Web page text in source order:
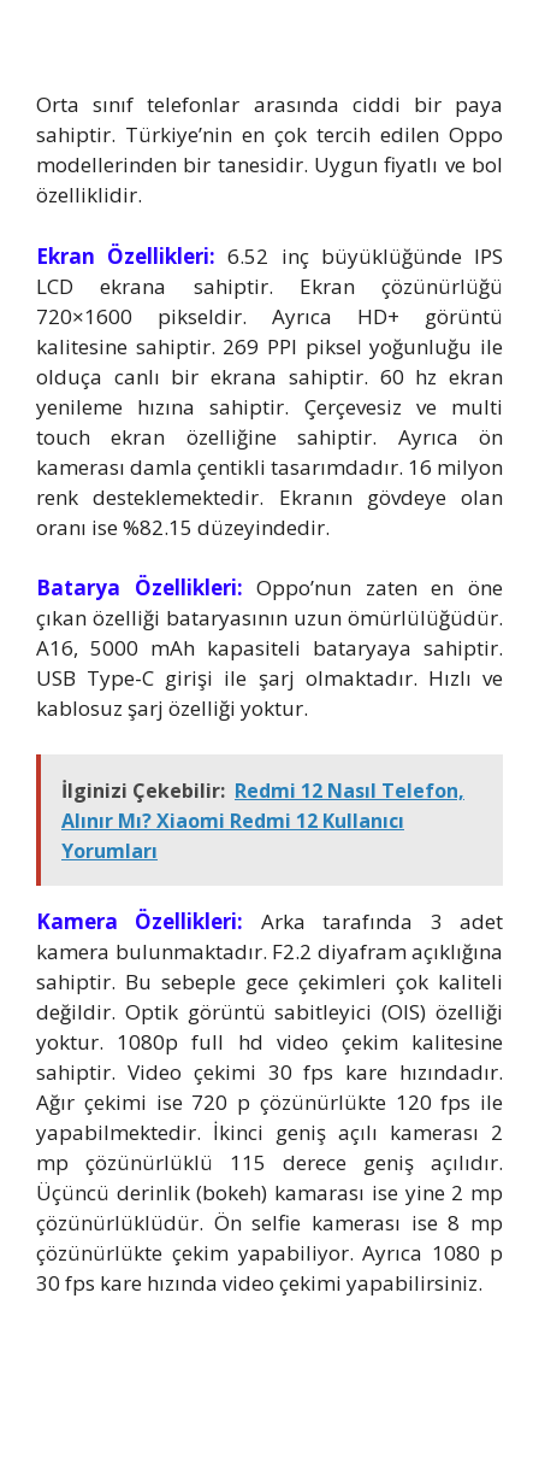
Orta sınıf telefonlar arasında ciddi bir paya
sahiptir. Türkiye’nin en çok tercih edilen Oppo
modellerinden bir tanesidir. Uygun fiyatlı ve bol
özelliklidir.
Ekran Özellikleri: 6.52 inç büyüklüğünde IPS
LCD ekrana sahiptir. Ekran çözünürlüğü
720×1600 pikseldir. Ayrıca HD+ görüntü
kalitesine sahiptir. 269 PPI piksel yoğunluğu ile
olduça canlı bir ekrana sahiptir. 60 hz ekran
yenileme hızına sahiptir. Çerçevesiz ve multi
touch ekran özelliğine sahiptir. Ayrıca ön
kamerası damla çentikli tasarımdadır. 16 milyon
renk desteklemektedir. Ekranın gövdeye olan
oranı ise %82.15 düzeyindedir.
Batarya Özellikleri: Oppo’nun zaten en öne
çıkan özelliği bataryasının uzun ömürlülüğüdür.
A16, 5000 mAh kapasiteli bataryaya sahiptir.
USB Type-C girişi ile şarj olmaktadır. Hızlı ve
kablosuz şarj özelliği yoktur.
İlginizi Çekebilir: Redmi 12 Nasıl Telefon,
Alınır Mı? Xiaomi Redmi 12 Kullanıcı
Yorumları
Kamera Özellikleri: Arka tarafında 3 adet
kamera bulunmaktadır. F2.2 diyafram açıklığına
sahiptir. Bu sebeple gece çekimleri çok kaliteli
değildir. Optik görüntü sabitleyici (OIS) özelliği
yoktur. 1080p full hd video çekim kalitesine
sahiptir. Video çekimi 30 fps kare hızındadır.
Ağır çekimi ise 720 p çözünürlükte 120 fps ile
yapabilmektedir. İkinci geniş açılı kamerası 2
mp çözünürlüklü 115 derece geniş açılıdır.
Üçüncü derinlik (bokeh) kamarası ise yine 2 mp
çözünürlüklüdür. Ön selfie kamerası ise 8 mp
çözünürlükte çekim yapabiliyor. Ayrıca 1080 p
30 fps kare hızında video çekimi yapabilirsiniz.